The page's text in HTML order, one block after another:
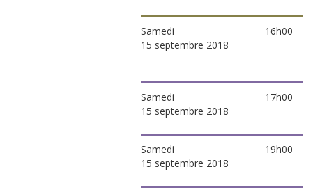
16h00
Samedi
15 septembre 2018
17h00
Samedi
15 septembre 2018
19h00
Samedi
15 septembre 2018